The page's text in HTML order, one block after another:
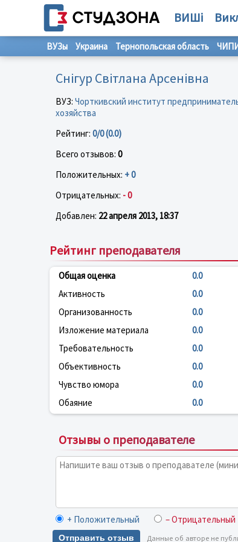
ВИШі
ВУЗы Украина Тернопольская область
Снігур Світлана Арсенівна
ВУЗ: Чорткивский институт
хозяйства
Рейтинг: 0/0 (0.0)
Всего отзывов: 0
Положительных: + 0
Отрицательных: - 0
Добавлен: 22 апреля 2013, 18:37
Рейтинг преподавателя
Общая оценка 0.0
Активность
0.0
Организованность
0.0
Изложение материала
0.0
Требовательность
0.0
Объективность
0.0
Чувство юмора
0.0
Обаяние
0.0
Отзывы о преподавателе
+ Положительный – Отрицательный
Отправить отзыв Данные об авторе не